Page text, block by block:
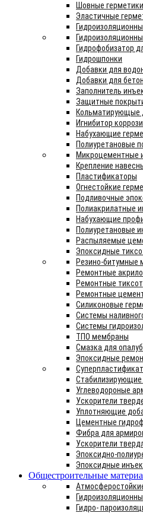
Шовные герметики
Эластичные
Гидрофобизатор
Гидрошпонки
Добавки для
Добавки для
Заполнитель
Защитные
Кольматирующые
Игнибитор
Набухающие
Полиуретановые
Микроцементные
Крепление
Пластификаторы
Огнестойкие
Подливочные
Полиакрилатные
Набухающие
Полиуретановые
Распыляемые
Эпоксидные
Резино-битумные
Ремонтные
Ремонтные
Ремонтные
Силиконовые
Системы
Системы
ТПО мембраны
Смазка для
Эпоксидные
Стабилизирующие
Углеводороные
Ускорители
Уплотняющие
Цементные
Фибра для
Ускорители
Эпоксидно-
Эпоксидные
Общестроительные
Гидро-